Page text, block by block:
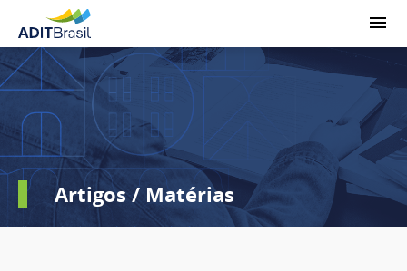
Artigos / Matérias